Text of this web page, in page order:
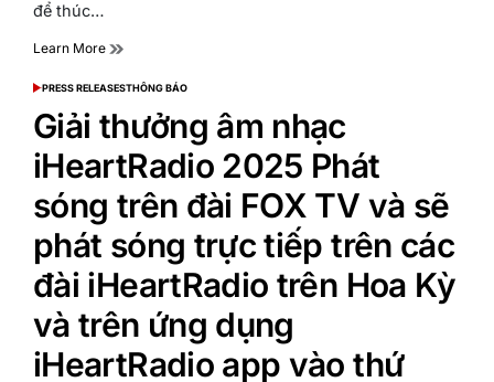
để thúc…
Learn More
POSTED
PRESS RELEASESTHÔNG BÁO
Giải thưởng âm nhạc
iHeartRadio 2025 Phát
sóng trên đài FOX TV và sẽ
phát sóng trực tiếp trên các
đài iHeartRadio trên Hoa Kỳ
và trên ứng dụng
iHeartRadio app vào thứ